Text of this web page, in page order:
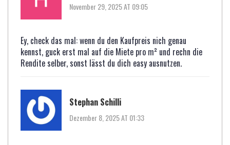
November 29, 2025 AT 09:05
Ey, check das mal: wenn du den Kaufpreis nich genau
kennst, guck erst mal auf die Miete pro m² und rechn die
Rendite selber, sonst lässt du dich easy ausnutzen.
Stephan Schilli
Dezember 8, 2025 AT 01:33